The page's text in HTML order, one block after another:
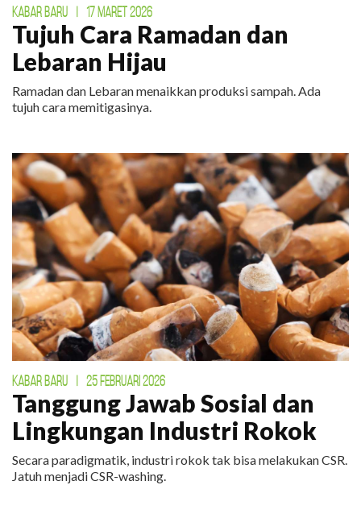
KABAR BARU | 17 MARET 2026
Tujuh Cara Ramadan dan
Lebaran Hijau
Ramadan dan Lebaran menaikkan produksi sampah. Ada
tujuh cara memitigasinya.
KABAR BARU | 25 FEBRUARI 2026
Tanggung Jawab Sosial dan
Lingkungan Industri Rokok
Secara paradigmatik, industri rokok tak bisa melakukan CSR.
Jatuh menjadi CSR-washing.